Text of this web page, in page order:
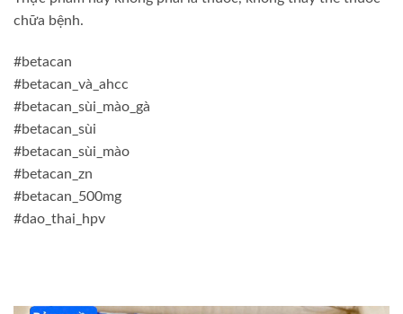
chữa bệnh.
#betacan
#betacan_và_ahcc
#betacan_sùi_mào_gà
#betacan_sùi
#betacan_sùi_mào
#betacan_zn
#betacan_500mg
#dao_thai_hpv